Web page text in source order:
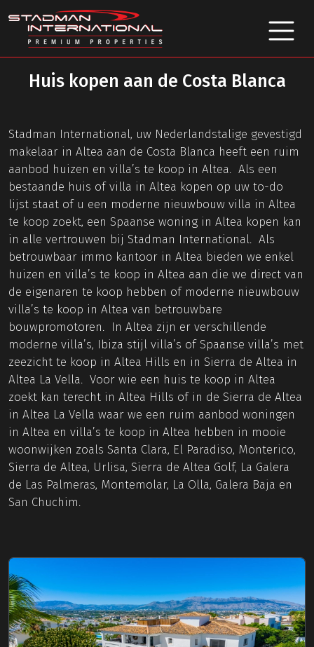
Huis kopen aan de Costa Blanca
Stadman International, uw Nederlandstalige gevestigd
makelaar in Altea aan de Costa Blanca heeft een ruim
aanbod huizen en villa’s te koop in Altea. Als een
bestaande huis of villa in Altea kopen op uw to-do
lijst staat of u een moderne nieuwbouw villa in Altea
te koop zoekt, een Spaanse woning in Altea kopen kan
in alle vertrouwen bij Stadman International. Als
betrouwbaar immo kantoor in Altea bieden we enkel
huizen en villa’s te koop in Altea aan die we direct van
de eigenaren te koop hebben of moderne nieuwbouw
villa’s te koop in Altea van betrouwbare
bouwpromotoren. In Altea zijn er verschillende
moderne villa’s, Ibiza stijl villa’s of Spaanse villa’s met
zeezicht te koop in Altea Hills en in Sierra de Altea in
Altea La Vella. Voor wie een huis te koop in Altea
zoekt kan terecht in Altea Hills of in de Sierra de Altea
in Altea La Vella waar we een ruim aanbod woningen
in Altea en villa’s te koop in Altea hebben in mooie
woonwijken zoals Santa Clara, El Paradiso, Monterico,
Sierra de Altea, Urlisa, Sierra de Altea Golf, La Galera
de Las Palmeras, Montemolar, La Olla, Galera Baja en
San Chuchim.